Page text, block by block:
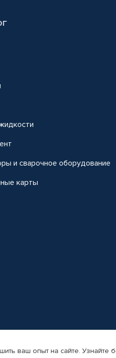
и сварочное оборудование
карты
магазин автомобильных товаров
ваш опыт на сайте. Узнайте